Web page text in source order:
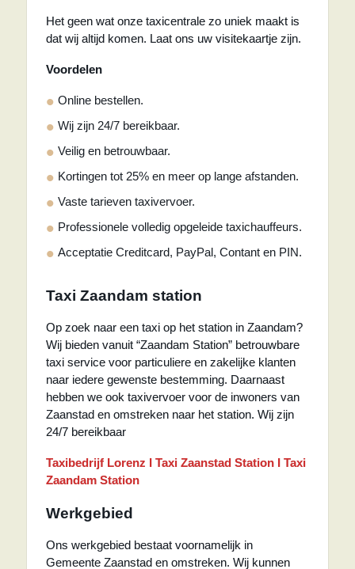
Het geen wat onze taxicentrale zo uniek maakt is
dat wij altijd komen. Laat ons uw visitekaartje zijn.
Voordelen
Online bestellen.
Wij zijn 24/7 bereikbaar.
Veilig en betrouwbaar.
Kortingen tot 25% en meer op lange afstanden.
Vaste tarieven taxivervoer.
Professionele volledig opgeleide taxichauffeurs.
Acceptatie Creditcard, PayPal, Contant en PIN.
Taxi Zaandam station
Op zoek naar een taxi op het station in Zaandam?
Wij bieden vanuit “Zaandam Station” betrouwbare
taxi service voor particuliere en zakelijke klanten
naar iedere gewenste bestemming. Daarnaast
hebben we ook taxivervoer voor de inwoners van
Zaanstad en omstreken naar het station. Wij zijn
24/7 bereikbaar
Taxibedrijf Lorenz I Taxi Zaanstad Station I Taxi
Zaandam Station
Werkgebied
Ons werkgebied bestaat voornamelijk in
Gemeente Zaanstad en omstreken. Wij kunnen